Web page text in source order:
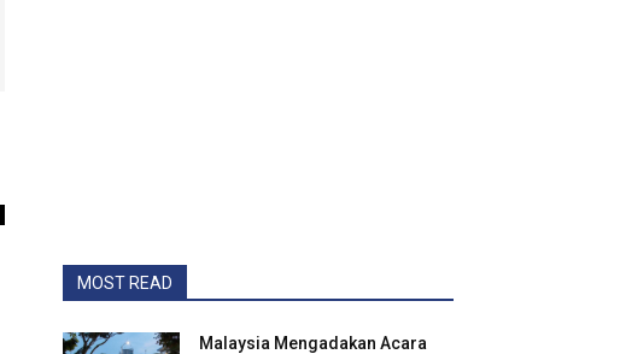
MOST READ
Malaysia Mengadakan Acara